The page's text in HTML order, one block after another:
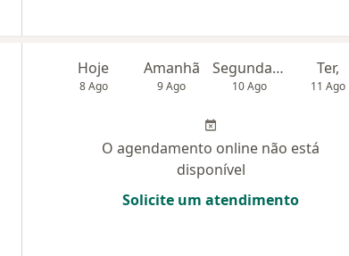
Hoje
8 Ago
Amanhã
9 Ago
Segunda-feira
10 Ago
Ter,
11 Ago
O agendamento online não está
disponível
Solicite um atendimento